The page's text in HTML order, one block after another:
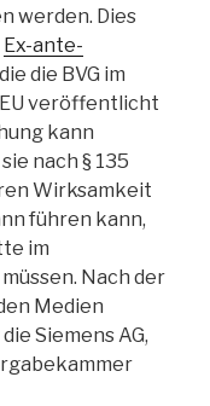
werden. Dies
Ex-ante-
die BVG im
veröffentlicht
kann
nach § 135
Wirksamkeit
führen kann,
im
Nach der
Medien
Siemens AG,